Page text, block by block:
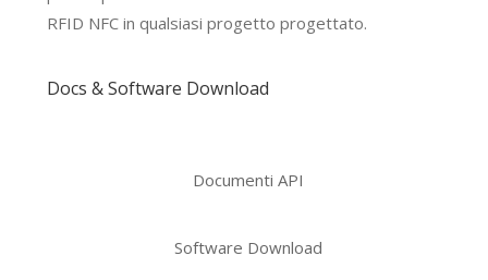
RFID NFC in qualsiasi progetto progettato.
Docs & Software Download
Documenti API
Software Download